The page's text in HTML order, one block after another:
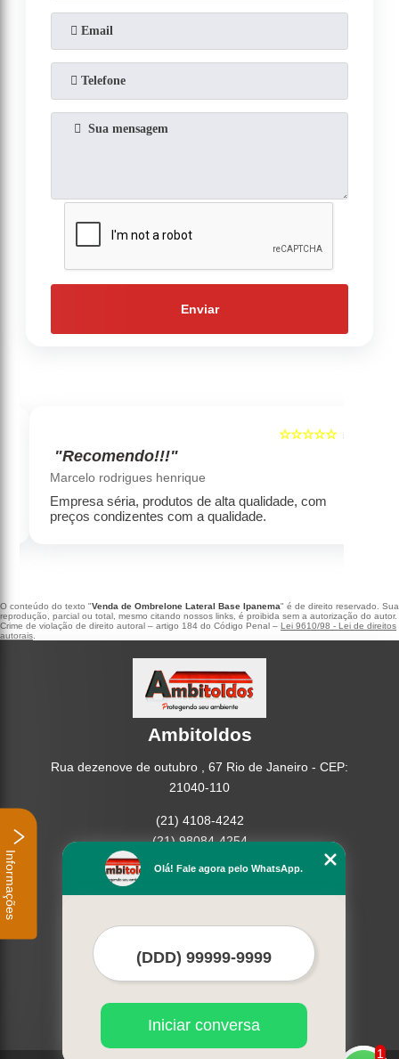
Enviar
5
☆☆☆☆☆
"Recomendo!!!"
Marcelo rodrigues henrique
Empresa séria, produtos de alta qualidade, com
preços condizentes com a qualidade.
O conteúdo do texto "Venda de Ombrelone Lateral Base Ipanema" é de direito reservado. Sua
reprodução, parcial ou total, mesmo citando nossos links, é proibida sem a autorização do autor.
Crime de violação de direito autoral – artigo 184 do Código Penal – Lei 9610/98 - Lei de direitos
autorais
Ambitoldos
Rua dezenove de outubro , 67 Rio de Janeiro - CEP:
21040-110
(21) 4108-4242
(21) 98084-4254
Home
Empresa
Contato
1
Olá! Fale agora pelo WhatsApp.
Iniciar conversa
Informações